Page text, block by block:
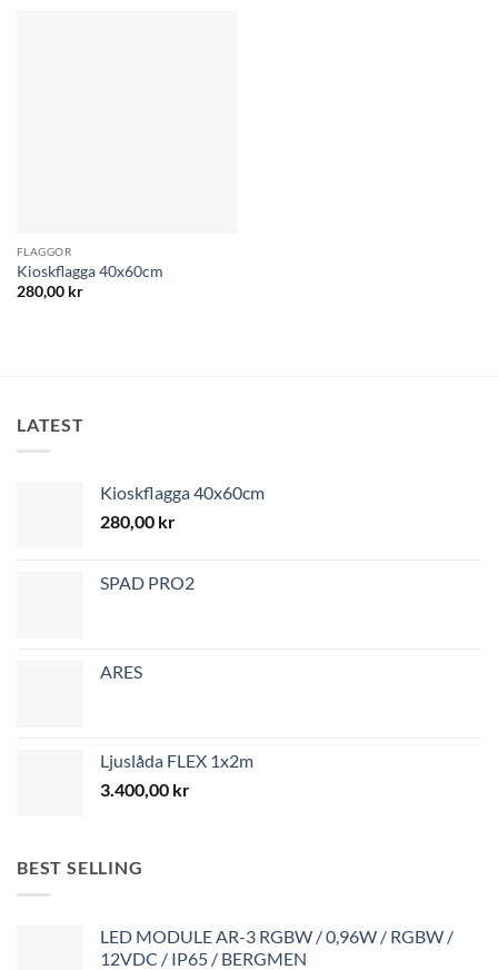
FLAGGOR
Kioskflagga 40x60cm
280,00 kr
LATEST
Kioskflagga 40x60cm
280,00 kr
SPAD PRO2
ARES
Ljuslåda FLEX 1x2m
3.400,00 kr
BEST SELLING
LED MODULE AR-3 RGBW / 0,96W / RGBW /
12VDC / IP65 / BERGMEN